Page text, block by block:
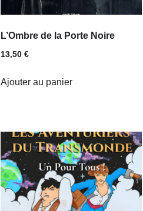
L’Ombre de la Porte Noire
13,50 €
Ajouter au panier